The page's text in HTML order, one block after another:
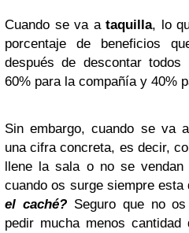
Cuando se va ataquilla, lo
porcentaje de beneficios
después de descontar
60% para la compañía y 40%
Sin embargo, cuando se va
una cifra concreta, es decir,
llene la sala o no se
cuando os surge siempre esta
el caché? Seguro que no
pedir mucha menos